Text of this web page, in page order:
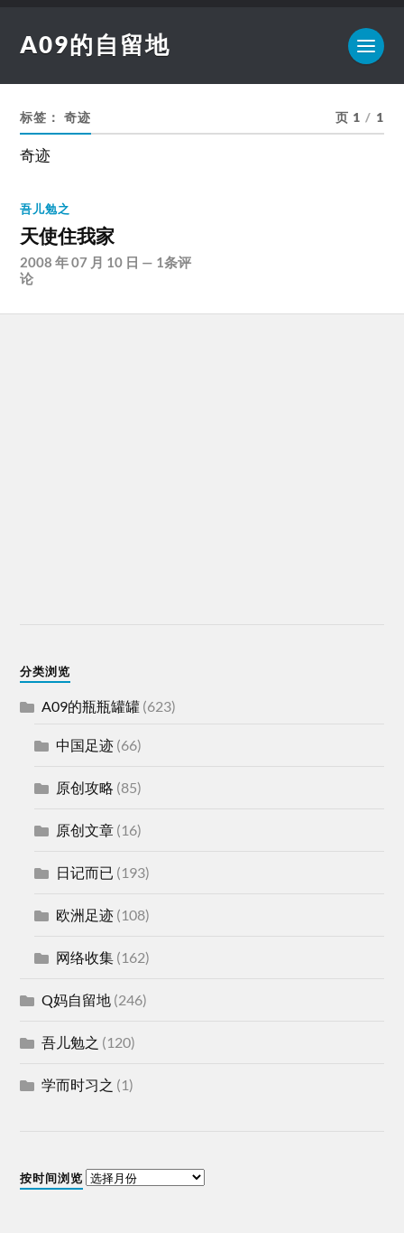
A09的自留地
标签：奇迹 页 1 / 1
奇迹
吾儿勉之
天使住我家
2008 年 07 月 10 日 — 1条评
论
分类浏览
A09的瓶瓶罐罐 (623)
中国足迹 (66)
原创攻略 (85)
原创文章 (16)
日记而已 (193)
欧洲足迹 (108)
网络收集 (162)
Q妈自留地 (246)
吾儿勉之 (120)
学而时习之 (1)
按时间浏览